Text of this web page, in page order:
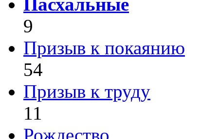
9
Призыв к покаянию
54
Призыв к труду
11
Рождество